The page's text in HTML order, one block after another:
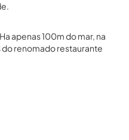
apenas 100m do mar, na
do renomado restaurante